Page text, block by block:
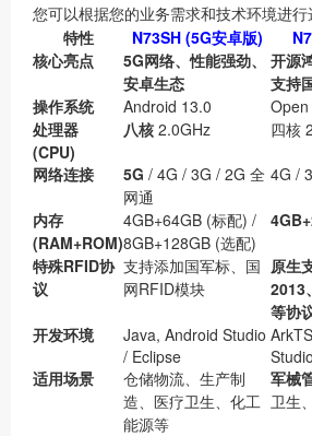
您可以根据您的业务需求和技术环境进行
特性
N73SH (5G安卓版)
核心亮点
5G网络、性能强劲、
安卓生态
开源
支持
操作系统
Android 13.0
处理器
(CPU)
八核 2.0GHz 四核
网络连接 5G / 4G / 3G / 2G 全
网通
4G /
内存
(RAM+ROM)
4GB+64GB (标配) /
8GB+128GB (选配)
特殊RFID协
议
支持添加国军标、国
网RFID模块
原生
2013
等协
开发环境
Java, Android Studio
/ Eclipse
Studio
适用场景
仓储物流、生产制
造、医疗卫生、化工
能源等
军械
卫生